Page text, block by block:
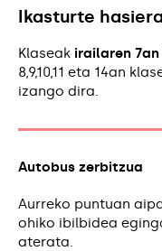
Ikasturte hasiera
Klaseak irailaren 7an
8,9,10,11 eta 14an
izango dira.
Autobus zerbitzua
Aurreko puntuan
ohiko ibilbidea
aterata.